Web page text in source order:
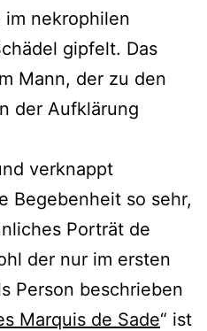
im nekrophilen
gipfelt. Das
Mann, der zu den
der Aufklärung
verknappt
Begebenheit so sehr,
Porträt de
der nur im ersten
Person beschrieben
Marquis de Sade“ ist